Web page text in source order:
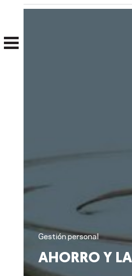
Lo que hacemos
Blog
Gestión personal
AHORRO Y